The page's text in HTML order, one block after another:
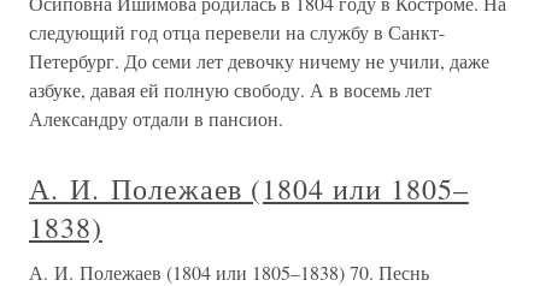
следующий год отца перевели на службу в Санкт-
Петербург. До семи лет девочку ничему не учили, даже
азбуке, давая ей полную свободу. А в восемь лет
Александру отдали в пансион.
А. И. Полежаев (1804 или 1805–
1838)
А. И. Полежаев (1804 или 1805–1838) 70. Песнь